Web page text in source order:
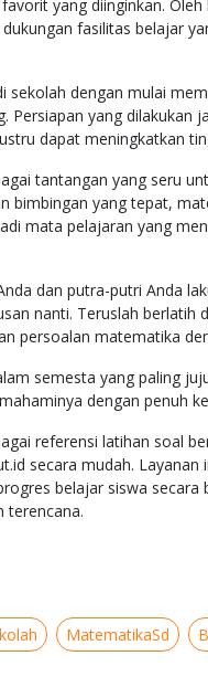
yang diinginkan.
fasilitas belajar
sekolah dengan mulai
Persiapan yang
dapat meningkatkan
tantangan yang seru
bimbingan yang tepat,
mata pelajaran yang
dan putra-putri Anda
nanti. Teruslah
persoalan matematika
semesta yang paling
dengan penuh
referensi latihan soal
secara mudah.
belajar siswa secara
terencana.
MatematikaSd